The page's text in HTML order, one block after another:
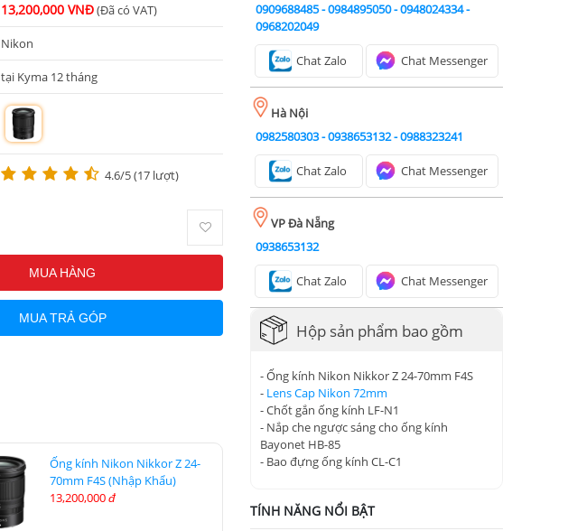
13,200,000 VNĐ(Đã có VAT)
Nikon
tại Kyma 12 tháng
m
4.6/5 (17 lượt)
MUA HÀNG
MUA TRẢ GÓP
Ống kính Nikon Nikkor Z 24-
70mm F4S (Nhập Khẩu)
13,200,000 đ
0909688485-0984895050-0948024334-
0968202049
Chat Zalo Chat Messenger
Hà Nội
0982580303-0938653132-0988323241
Chat Zalo Chat Messenger
VP Đà Nẵng
0938653132
Chat Zalo Chat Messenger
Hộp sản phẩm bao gồm
- Ống kính Nikon Nikkor Z 24-70mm F4S
- Lens Cap Nikon 72mm
- Chốt gắn ống kính LF-N1
- Nắp che ngược sáng cho ống kính
Bayonet HB-85
- Bao đựng ống kính CL-C1
TÍNH NĂNG NỔI BẬT